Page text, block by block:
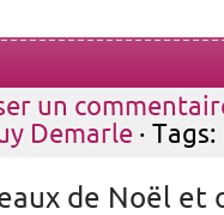
un
Demarle · Tags:
de Noël